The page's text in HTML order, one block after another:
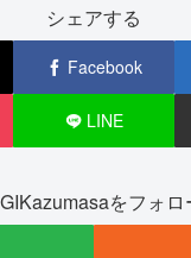
シェアする
Facebook
LINE
をフォロ